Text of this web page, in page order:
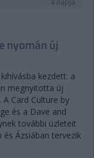
4 napja
nyomán új
kezdett: a
megnyitotta új
Card Culture by
és a Dave and
további üzleteit
és Ázsiában tervezik